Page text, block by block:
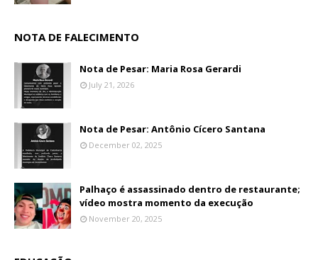
NOTA DE FALECIMENTO
Nota de Pesar: Maria Rosa Gerardi
July 21, 2026
Nota de Pesar: Antônio Cícero Santana
December 02, 2025
Palhaço é assassinado dentro de restaurante;
vídeo mostra momento da execução
November 20, 2025